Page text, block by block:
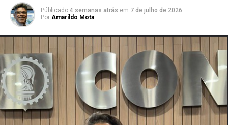
Públicado 4 semanas atrás em 7 de julho de 2026
Por Amarildo Mota